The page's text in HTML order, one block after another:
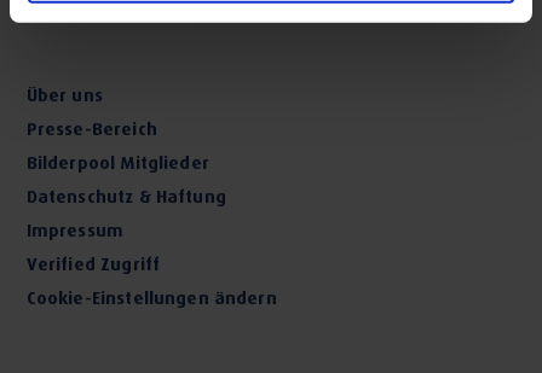
Über uns
Presse-Bereich
Bilderpool Mitglieder
Datenschutz & Haftung
Impressum
Verified Zugriff
Cookie-Einstellungen ändern